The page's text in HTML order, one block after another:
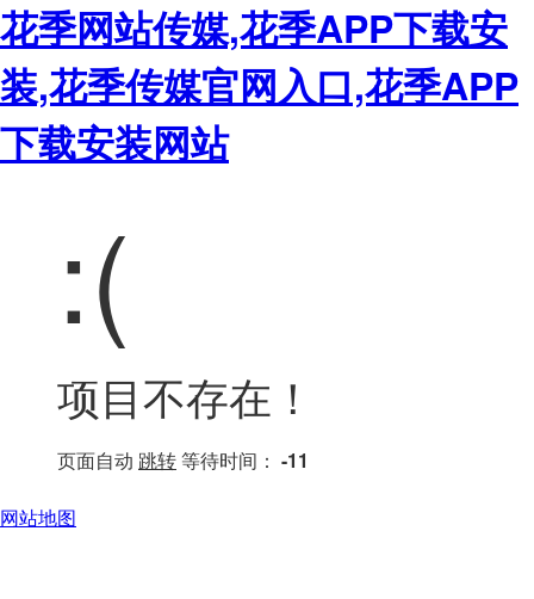
花季网站传媒,花季APP下载安
装,花季传媒官网入口,花季APP
下载安装网站
:(
项目不存在！
页面自动 跳转等待时间： -11
网站地图